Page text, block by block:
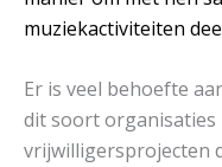
muziekactiviteiten
Er is veel behoefte
dit soort organisaties
vrijwilligersprojecten